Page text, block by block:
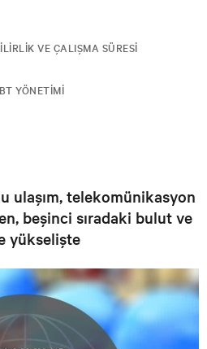
VE ÇALIŞMA SÜRESI
YÖNETIMI
ulaşım, telekomünikasyon
beşinci sıradaki bulut ve
yükselişte